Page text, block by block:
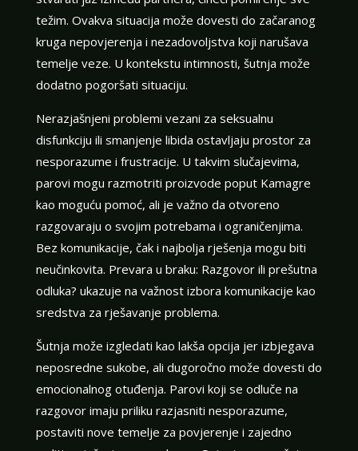
težim. Ovakva situacija može dovesti do začaranog
kruga nepovjerenja i nezadovoljstva koji narušava
temelje veze. U kontekstu intimnosti, šutnja može
dodatno pogoršati situaciju.
Nerazjašnjeni problemi vezani za seksualnu
disfunkciju ili smanjenje libida ostavljaju prostor za
nesporazume i frustracije. U takvim slučajevima,
parovi mogu razmotriti proizvode poput Kamagre
kao moguću pomoć, ali je važno da otvoreno
razgovaraju o svojim potrebama i ograničenjima.
Bez komunikacije, čak i najbolja rješenja mogu biti
neučinkovita. Prevara u braku: Razgovor ili prešutna
odluka? ukazuje na važnost izbora komunikacije kao
sredstva za rješavanje problema.
Šutnja može izgledati kao lakša opcija jer izbjegava
neposredne sukobe, ali dugoročno može dovesti do
emocionalnog otuđenja. Parovi koji se odluče na
razgovor imaju priliku razjasniti nesporazume,
postaviti nove temelje za povjerenje i zajedno